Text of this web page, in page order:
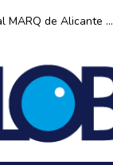
MARQ de Alicante ...